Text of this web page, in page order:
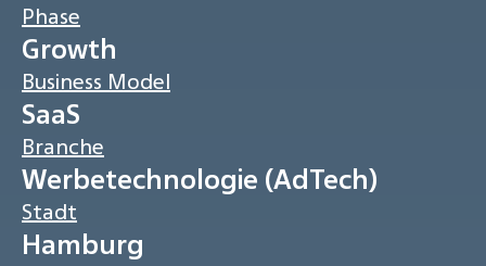
Phase
Growth
Business Model
SaaS
Branche
Werbetechnologie (AdTech)
Stadt
Hamburg